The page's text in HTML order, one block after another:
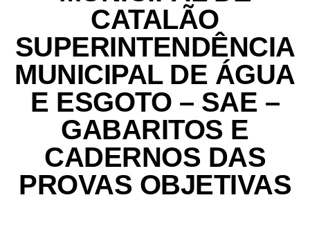
Concursos e Processos Seletivos
Downloads
Contato
CATALÃO
SUPERINTENDÊNCIA
MUNICIPAL DE ÁGUA
E ESGOTO – SAE –
GABARITOS E
CADERNOS DAS
PROVAS OBJETIVAS